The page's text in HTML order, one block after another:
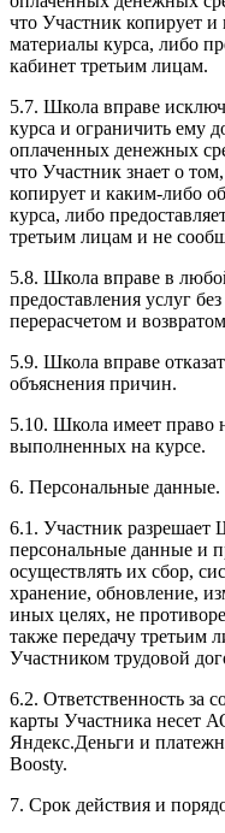
что Участник копирует и
материалы курса, либо
кабинет третьим лицам.
5.7. Школа вправе
курса и ограничить ему
оплаченных денежных
что Участник знает о
копирует и каким-либо
курса, либо
третьим лицам и не
5.8. Школа вправе в
предоставления услуг
перерасчетом и
5.9. Школа вправе
объяснения причин.
5.10. Школа имеет право
выполненных на курсе.
6. Персональные данные.
6.1. Участник разрешает
персональные данные и
осуществлять их сбор,
хранение, обновление,
иных целях, не
также передачу третьим
Участником трудовой
6.2. Ответственность за
карты Участника
Яндекс.Деньги и
Boosty.
7. Срок действия и